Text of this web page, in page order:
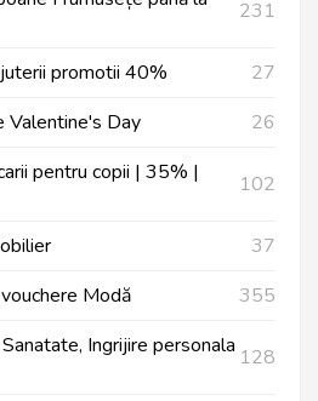
231
promotii 40%
27
Valentine's Day
26
pentru copii | 35% |
102
37
Modă
355
Ingrijire personala 128